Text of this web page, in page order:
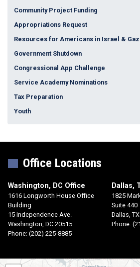
Community Project Funding
Appropriations Request
Resources for Americans in Israel &
Government Shutdown
Congressional App Challenge
Service Academy Nominations
Tax Preparation
Youth
Office Locations
Washington, DC Office
1616 Longworth House Office
Building
15 Independence Ave.
Washington, DC20515
Phone: (202) 225-8885
Dallas,
1825
Suite 440
Dallas,
Phone:
TX30